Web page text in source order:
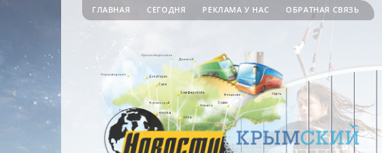
ГЛАВНАЯ СЕГОДНЯ РЕКЛАМА У НАС ОБРАТНАЯ СВЯЗЬ